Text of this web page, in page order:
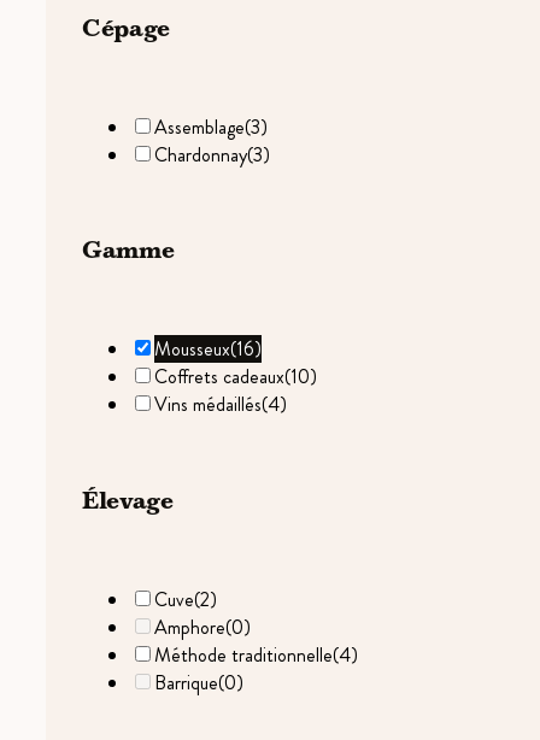
Cépage
Assemblage(3)
Chardonnay(3)
Gamme
Mousseux(16)
Coffrets cadeaux(10)
Vins médaillés(4)
Élevage
Cuve(2)
Amphore(0)
Méthode traditionnelle(4)
Barrique(0)